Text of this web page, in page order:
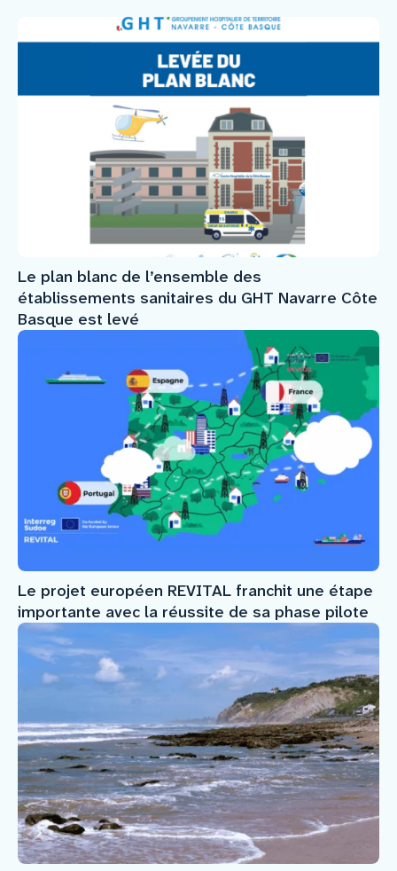
Le plan blanc de l’ensemble des
établissements sanitaires du GHT Navarre Côte
Basque est levé
Le projet européen REVITAL franchit une étape
importante avec la réussite de sa phase pilote